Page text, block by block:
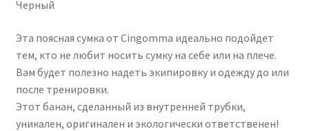
Черный
Эта поясная сумка от Cingomma идеально подойдет
тем, кто не любит носить сумку на себе или на плече.
Вам будет полезно надеть экипировку и одежду до или
после тренировки.
Этот банан, сделанный из внутренней трубки,
уникален, оригинален и экологически ответственен!